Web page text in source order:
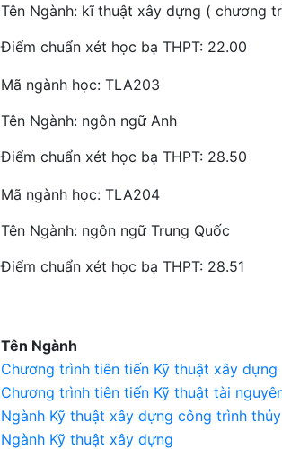
Tên Ngành: kĩ thuật xây dựng ( chương
Điểm chuẩn xét học bạ THPT: 22.00
Mã ngành học: TLA203
Tên Ngành: ngôn ngữ Anh
Điểm chuẩn xét học bạ THPT: 28.50
Mã ngành học: TLA204
Tên Ngành: ngôn ngữ Trung Quốc
Điểm chuẩn xét học bạ THPT: 28.51
Tên Ngành
Chương trình tiên tiến Kỹ thuật xây dựng
Chương trình tiên tiến Kỹ thuật tài
Ngành Kỹ thuật xây dựng công trình thủy
Ngành Kỹ thuật xây dựng